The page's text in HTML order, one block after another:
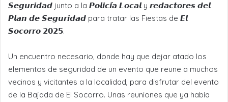
𝙎𝙚𝙜𝙪𝙧𝙞𝙙𝙖𝙙 junto a la 𝙋𝙤𝙡𝙞𝙘𝙞́𝙖 𝙇𝙤𝙘𝙖𝙡 y 𝙧𝙚𝙙𝙖𝙘𝙩𝙤𝙧𝙚𝙨 𝙙𝙚𝙡
𝙋𝙡𝙖𝙣 𝙙𝙚 𝙎𝙚𝙜𝙪𝙧𝙞𝙙𝙖𝙙 para tratar las Fiestas de 𝙀𝙡
𝙎𝙤𝙘𝙤𝙧𝙧𝙤 𝟮𝟬𝟮𝟱.
Un encuentro necesario, donde hay que dejar atado los
elementos de seguridad de un evento que reune a muchos
vecinos y vicitantes a la localidad, para disfrutar del evento
de la Bajada de El Socorro. Unas reuniones que ya había